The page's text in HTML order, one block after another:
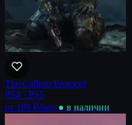
The Callisto Protocol
PS4 · PS5
от 199 ₽/нед ● в наличии